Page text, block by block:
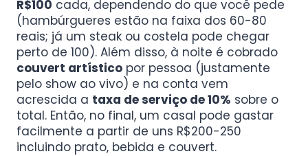
R$100 cada, dependendo do que você pede
(hambúrgueres estão na faixa dos 60-80
reais; já um steak ou costela pode chegar
perto de 100). Além disso, à noite é cobrado
couvert artístico por pessoa (justamente
pelo show ao vivo) e na conta vem
acrescida a taxa de serviço de 10% sobre o
total. Então, no final, um casal pode gastar
facilmente a partir de uns R$200-250
incluindo prato, bebida e couvert.